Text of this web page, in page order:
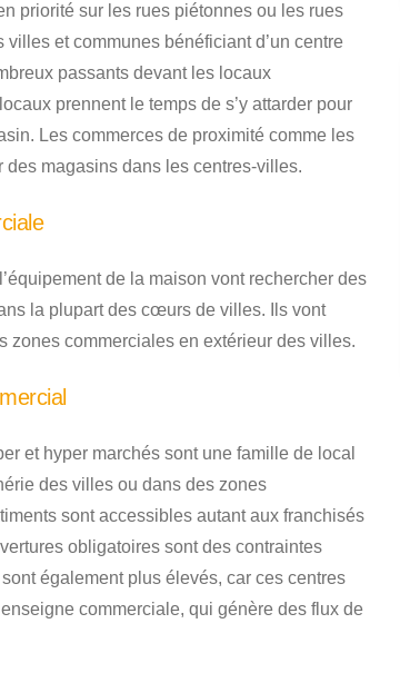
priorité sur les rues piétonnes ou les rues
et communes bénéficiant d’un centre
passants devant les locaux
prennent le temps de s’y attarder pour
Les commerces de proximité comme les
magasins dans les centres-villes.
de la maison vont rechercher des
la plupart des cœurs de villes. Ils vont
zones commerciales en extérieur des villes.
et hyper marchés sont une famille de local
des villes ou dans des zones
sont accessibles autant aux franchisés
obligatoires sont des contraintes
également plus élevés, car ces centres
commerciale, qui génère des flux de